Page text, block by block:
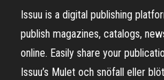
Issuu is a digital publishing
publish magazines, catalogs,
online. Easily share your
Issuu’s Mulet och snöfall eller